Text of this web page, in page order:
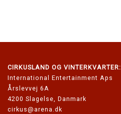
CIRKUSLAND OG VINTERKVARTER:
International Entertainment Aps
Årslevvej 6A
4200 Slagelse, Danmark
cirkus@arena.dk